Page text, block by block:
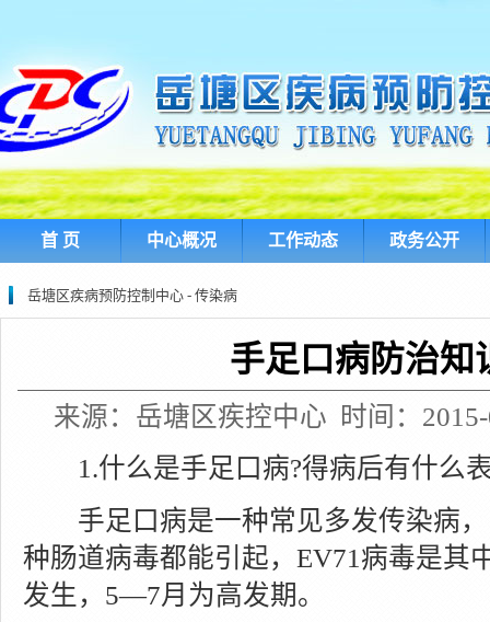
首 页 中心概况 工作动态 政务公开
岳塘区疾病预防控制中心 - 传染病
手足口病防治知
来源：岳塘区疾控中心 时间：
1.什么是手足口病?得病后有什么
手足口病是一种常见多发传染病，
种肠道病毒都能引起，EV71病毒是其
发生，5—7月为高发期。